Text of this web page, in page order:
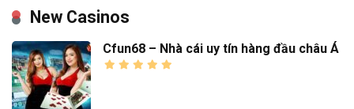
New Casinos
Cfun68 – Nhà cái uy tín hàng đầu châu Á